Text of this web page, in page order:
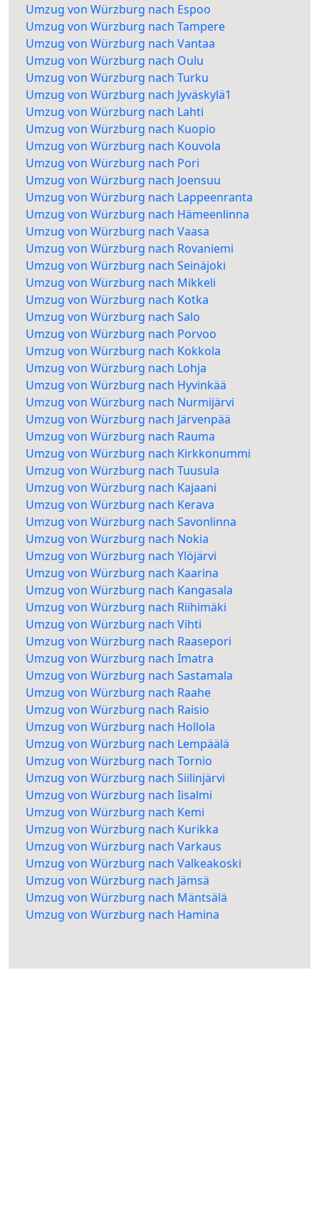
Umzug von Würzburg nach Espoo
Umzug von Würzburg nach Tampere
Umzug von Würzburg nach Vantaa
Umzug von Würzburg nach Oulu
Umzug von Würzburg nach Turku
Umzug von Würzburg nach Jyväskylä1
Umzug von Würzburg nach Lahti
Umzug von Würzburg nach Kuopio
Umzug von Würzburg nach Kouvola
Umzug von Würzburg nach Pori
Umzug von Würzburg nach Joensuu
Umzug von Würzburg nach Lappeenranta
Umzug von Würzburg nach Hämeenlinna
Umzug von Würzburg nach Vaasa
Umzug von Würzburg nach Rovaniemi
Umzug von Würzburg nach Seinäjoki
Umzug von Würzburg nach Mikkeli
Umzug von Würzburg nach Kotka
Umzug von Würzburg nach Salo
Umzug von Würzburg nach Porvoo
Umzug von Würzburg nach Kokkola
Umzug von Würzburg nach Lohja
Umzug von Würzburg nach Hyvinkää
Umzug von Würzburg nach Nurmijärvi
Umzug von Würzburg nach Järvenpää
Umzug von Würzburg nach Rauma
Umzug von Würzburg nach Kirkkonummi
Umzug von Würzburg nach Tuusula
Umzug von Würzburg nach Kajaani
Umzug von Würzburg nach Kerava
Umzug von Würzburg nach Savonlinna
Umzug von Würzburg nach Nokia
Umzug von Würzburg nach Ylöjärvi
Umzug von Würzburg nach Kaarina
Umzug von Würzburg nach Kangasala
Umzug von Würzburg nach Riihimäki
Umzug von Würzburg nach Vihti
Umzug von Würzburg nach Raasepori
Umzug von Würzburg nach Imatra
Umzug von Würzburg nach Sastamala
Umzug von Würzburg nach Raahe
Umzug von Würzburg nach Raisio
Umzug von Würzburg nach Hollola
Umzug von Würzburg nach Lempäälä
Umzug von Würzburg nach Tornio
Umzug von Würzburg nach Siilinjärvi
Umzug von Würzburg nach Iisalmi
Umzug von Würzburg nach Kemi
Umzug von Würzburg nach Kurikka
Umzug von Würzburg nach Varkaus
Umzug von Würzburg nach Valkeakoski
Umzug von Würzburg nach Jämsä
Umzug von Würzburg nach Mäntsälä
Umzug von Würzburg nach Hamina